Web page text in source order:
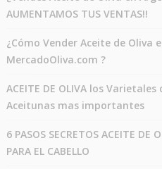
AUMENTAMOS TUS VENTAS!!
¿Cómo Vender Aceite de Oliva
MercadoOliva.com ?
ACEITE DE OLIVA los Varietales
Aceitunas mas importantes
6 PASOS SECRETOS ACEITE DE
PARA EL CABELLO